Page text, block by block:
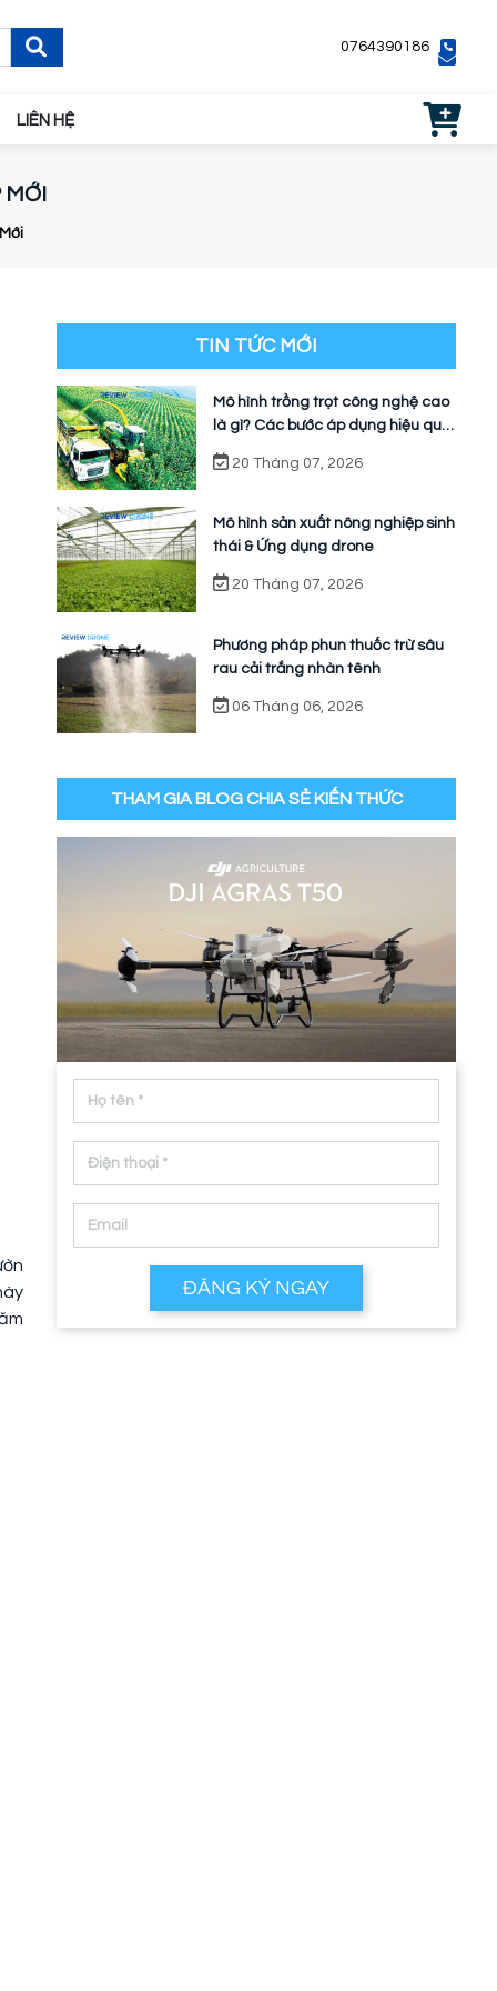
0764390186
LIÊN HỆ
MỚI
TIN TỨC MỚI
Mô hình trồng trọt công nghệ cao
là gì? Các bước áp dụng hiệu quả
20 Tháng 07, 2026
Mô hình sản xuất nông nghiệp sinh
thái & Ứng dụng drone
20 Tháng 07, 2026
Phương pháp phun thuốc trừ sâu
rau cải trắng nhàn tênh
06 Tháng 06, 2026
THAM GIA BLOG CHIA SẺ KIẾN THỨC
ĐĂNG KÝ NGAY